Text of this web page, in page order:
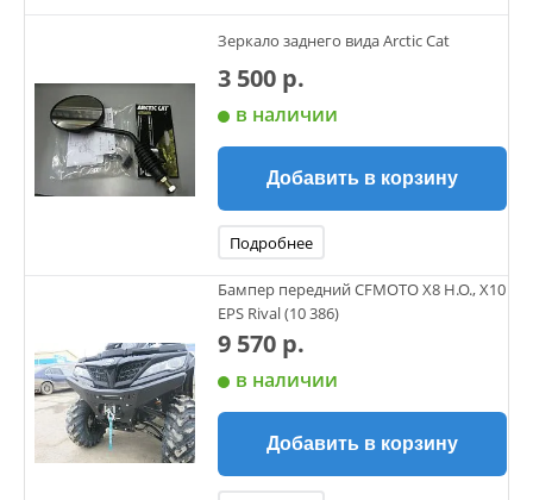
Зеркало заднего вида Arctic Cat
3 500 р.
в наличии
Добавить в корзину
Подробнее
Бампер передний CFMOTO X8 H.O., X10
EPS Rival (10 386)
9 570 р.
в наличии
Добавить в корзину